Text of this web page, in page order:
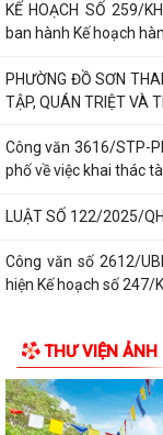
KẾ HOẠCH SỐ 259/
ban hành Kế hoạch
PHƯỜNG ĐỒ SƠN
TẬP, QUÁN TRIỆT VÀ
Công văn 3616/STP-
phố về việc khai thác tài
LUẬT SỐ 122/2025/
Công văn số 2612/
hiện Kế hoạch số 247/
hành Luật Thương mại
KẾ HOẠCH SỐ 249/
Nghị quyết số 88/NQ-
THƯ VIỆN ẢNH